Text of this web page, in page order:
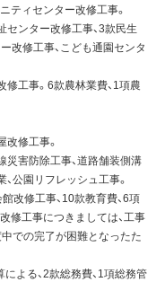
ティセンター改修工事。
センター改修工事、3款民生
改修工事、こども通園センタ
修工事。6款農林業費、1項農
改修工事。
災害防除工事、道路舗装側溝
公園リフレッシュ工事。
改修工事、10款教育費、6項
修工事につきましては、工事
での完了が困難となったた
よる、2款総務費、1項総務管